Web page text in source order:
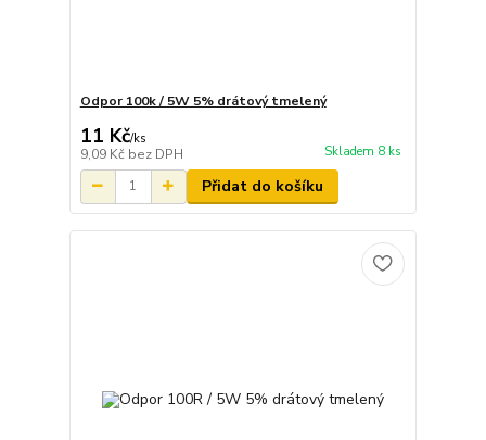
Odpor 100k / 5W 5% drátový tmelený
11 Kč/ks
9,09 Kč bez DPH Skladem 8 ks
Přidat do košíku